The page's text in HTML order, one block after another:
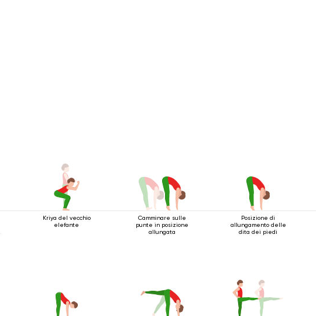
Kriya del vecchio
elefante
Camminare sulle
punte in posizione
allungata
Posizione di
allungamento delle
dita dei piedi